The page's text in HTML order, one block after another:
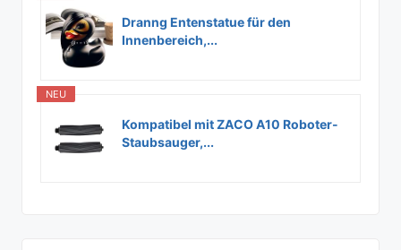
Dranng Entenstatue für den
Innenbereich,...
NEU
Kompatibel mit ZACO A10 Roboter-
Staubsauger,...